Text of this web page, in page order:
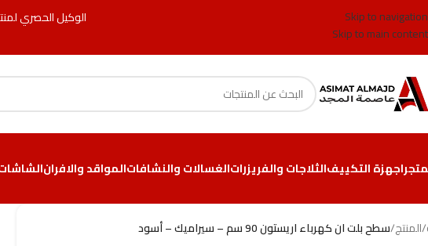
الوكيل الحصري
Skip to navigation
Skip to main content
اجهزة التكييفالثلاجات والفريزراتالغسالات والنشافاتالمواقد والافران
/المنتج/سطح بلت ان كهرباء اريستون 90 سم – سيراميك – أسود